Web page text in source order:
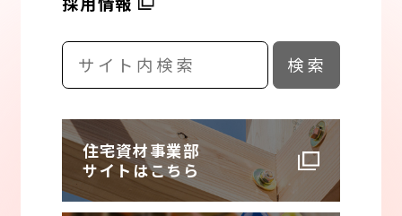
住宅資材事業部
サイトはこちら